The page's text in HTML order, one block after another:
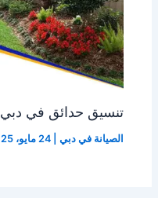
تنسيق حدائق في دبي
الصيانة في دبي |24 مايو، 2025